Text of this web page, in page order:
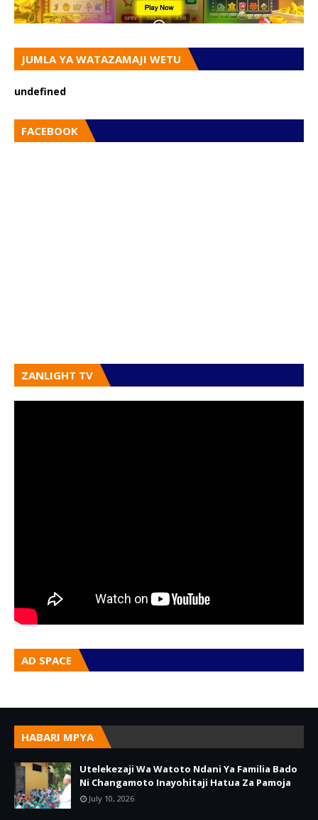
JUMLA YA WATAZAMAJI WETU
undefned
FACEBOOK
ZANLIGHT TV
AD SPACE
HABARI MPYA
Utelekezaji Wa Watoto Ndani Ya Familia Bado
Ni Changamoto Inayohitaji Hatua Za Pamoja
July 10, 2026